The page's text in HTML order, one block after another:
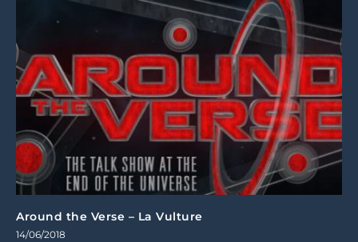
Around the Verse – La Vulture
14/06/2018